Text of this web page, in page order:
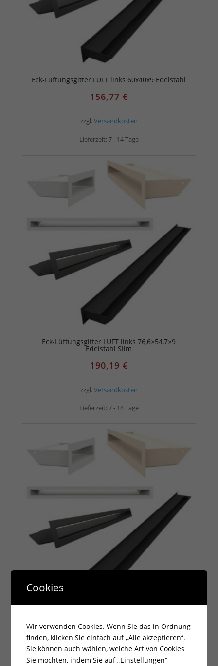
Eck-Lüftungsgitter LUFT links 60x40x9 Edelstahl
156,77 €
zzgl. Versandkosten
Lieferzeit: 7 - 14 Tage
Eck-Lüftungsgitter LUFT links 76,6×54,7×9
Edelstahl Slim
190,19 €
zzgl. Versandkosten
Lieferzeit: 7 - 14 Tage
143,92€
zzgl.Versandkosten
Cookies
Wir verwenden Cookies. Wenn Sie das in Ordnung
finden, klicken Sie einfach auf „Alle akzeptieren“.
Sie können auch wählen, welche Art von Cookies
Sie möchten, indem Sie auf „Einstellungen“